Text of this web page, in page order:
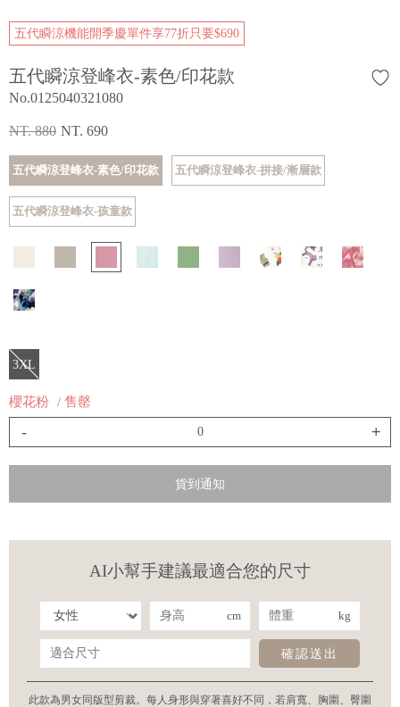
五代瞬涼機能開季慶單件享77折只要$690
五代瞬涼登峰衣-素色/印花款
No.0125040321080
NT. 880 NT. 690
五代瞬涼登峰衣-素色/印花款 五代瞬涼登峰衣-拼接/漸層款
五代瞬涼登峰衣-孩童款
3XL
櫻花粉 / 售罄
- +
貨到通知
AI小幫手建議最適合您的尺寸
cm kg
確認送出
此款為男女同版型剪裁。每人身形與穿著喜好不同，若肩寬、胸圍、臀圍